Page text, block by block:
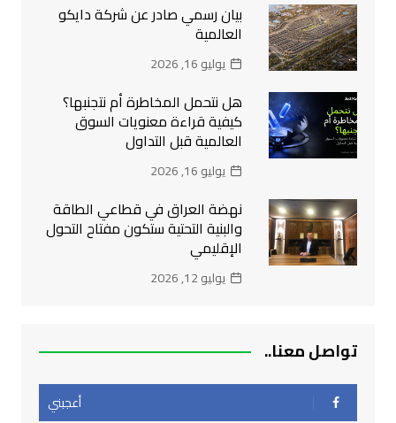
بيان رسمي صادر عن شركة دايكو
العالمية
يوليو 16, 2026
هل نتحمل المخاطرة أم نتجنبها؟
كيفية قراءة معنويات السوق
العالمية قبل التداول
يوليو 16, 2026
نهضة العراق في قطاعي الطاقة
والبنية التحتية ستكون مفتاح التحول
الإقليمي
يوليو 12, 2026
تواصل معنا..
أعجبني